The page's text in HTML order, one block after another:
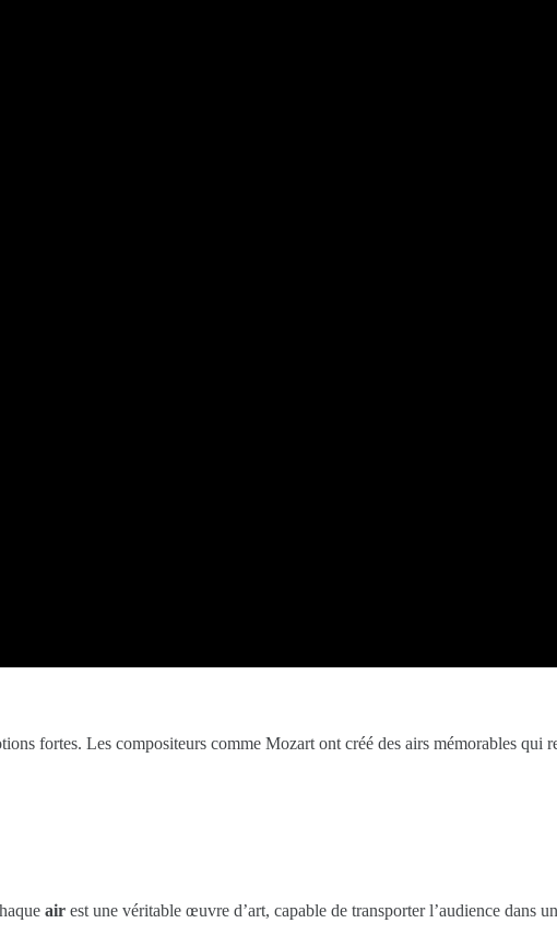
fortes. Les compositeurs comme Mozart ont créé des airs mémorables qui
air est une véritable œuvre d’art, capable de transporter l’audience dans